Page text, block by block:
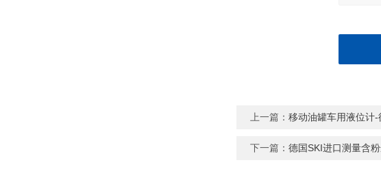
上一篇：移动油罐车用液位计
下一篇：德国SKI进口测量含